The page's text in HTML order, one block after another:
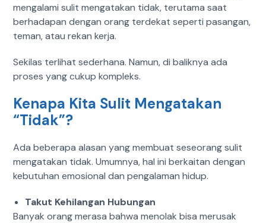
mengalami sulit mengatakan tidak, terutama saat
berhadapan dengan orang terdekat seperti pasangan,
teman, atau rekan kerja.
Sekilas terlihat sederhana. Namun, di baliknya ada
proses yang cukup kompleks.
Kenapa Kita Sulit Mengatakan
“Tidak”?
Ada beberapa alasan yang membuat seseorang sulit
mengatakan tidak. Umumnya, hal ini berkaitan dengan
kebutuhan emosional dan pengalaman hidup.
Takut Kehilangan Hubungan
Banyak orang merasa bahwa menolak bisa merusak